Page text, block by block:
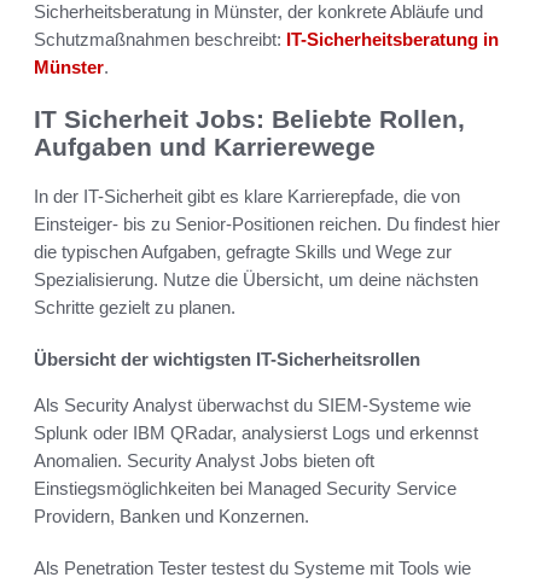
Sicherheitsberatung in Münster, der konkrete Abläufe und
Schutzmaßnahmen beschreibt: IT-Sicherheitsberatung in
Münster.
IT Sicherheit Jobs: Beliebte Rollen,
Aufgaben und Karrierewege
In der IT-Sicherheit gibt es klare Karrierepfade, die von
Einsteiger- bis zu Senior-Positionen reichen. Du findest hier
die typischen Aufgaben, gefragte Skills und Wege zur
Spezialisierung. Nutze die Übersicht, um deine nächsten
Schritte gezielt zu planen.
Übersicht der wichtigsten IT-Sicherheitsrollen
Als Security Analyst überwachst du SIEM-Systeme wie
Splunk oder IBM QRadar, analysierst Logs und erkennst
Anomalien. Security Analyst Jobs bieten oft
Einstiegsmöglichkeiten bei Managed Security Service
Providern, Banken und Konzernen.
Als Penetration Tester testest du Systeme mit Tools wie